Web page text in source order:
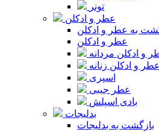
تونر
عطر و ادکلن
به عطر و ادکلن
عطر و ادکلن
و ادکلن مردانه
عطر و ادکلن زنانه
اسپری
عطر جیبی
بادی اسپلش
بدلیجات
بازگشت به بدلیجات